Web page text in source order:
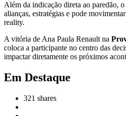
Além da indicação direta ao paredão,
alianças, estratégias e pode
reality.
A vitória de Ana Paula Renault na
coloca a participante no centro das
impactar diretamente os próximos
Em Destaque
321 shares